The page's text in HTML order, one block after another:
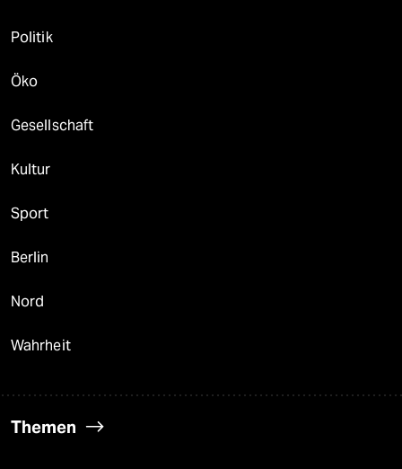
Politik
Öko
Gesellschaft
Kultur
Sport
Berlin
Nord
Wahrheit
Themen